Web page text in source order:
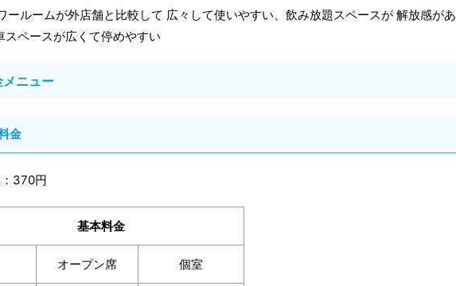
ールームが外店舗と比較して 広々して使いやすい、飲み放題スペースが 解放感があ
スペースが広くて停めやすい
メニュー
金
370円
基本料金
オープン席 個室